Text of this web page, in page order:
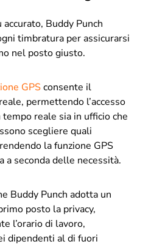
Buddy Punch
timbratura per assicurarsi
nel posto giusto.
GPSconsente il
permettendo l’accesso
reale sia in ufficio che
scegliere quali
la funzione GPS
a seconda delle necessità.
Buddy Punch adotta un
posto la privacy,
l’orario di lavoro,
dipendenti al di fuori